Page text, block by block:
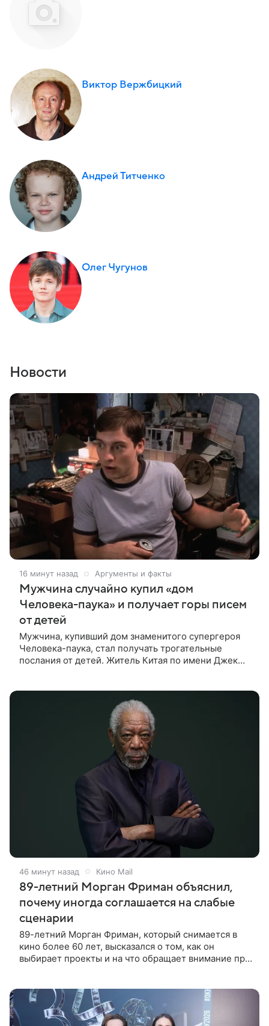
Виктор Вержбицкий
Андрей Титченко
Олег Чугунов
Новости
16 минут назад Аргументы и факты
Мужчина случайно купил «дом
Человека-паука» и получает горы писем
от детей
Мужчина, купивший дом знаменитого супергероя
Человека-паука, стал получать трогательные
послания от детей. Житель Китая по имени Джек
46 минут назад Кино Mail
89-летний Морган Фриман объяснил,
почему иногда соглашается на слабые
сценарии
89-летний Морган Фриман, который снимается в
кино более 60 лет, высказался о том, как он
выбирает проекты и на что обращает внимание при